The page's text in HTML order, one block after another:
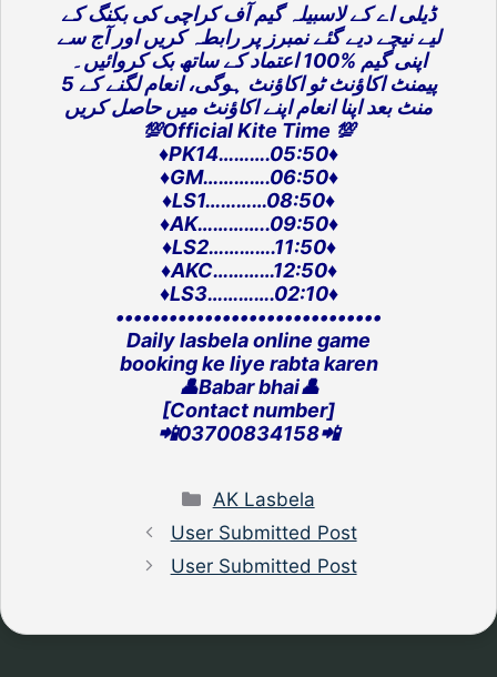
ڈیلی اے کے لاسبیلہ گیم آف کراچی کی بکنگ کے
لیے نیچے دیے گئے نمبرز پر رابطہ کریں اور آج سے
اپنی گیم %100 اعتماد کے ساتھ بک کروائیں۔
پیمنٹ اکاؤنٹ ٹو اکاؤنٹ ہوگی، انعام لگنے کے 5
منٹ بعد اپنا انعام اپنے اکاؤنٹ میں حاصل کریں
💯Official Kite Time 💯
♦️PK14……….05:50♦️
♦️GM………….06:50♦️
♦️LS1…………08:50♦️
♦️AK…………..09:50♦️
♦️LS2………….11:50♦️
♦️AKC…………12:50♦️
♦️LS3………….02:10♦️
‎••••••••••••••••••••••••••••••
Daily lasbela online game
‎booking ke liye rabta karen
👤Babar bhai👤
[Contact number]
‎📲03700834158📲
Categories
AK Lasbela
User Submitted Post
User Submitted Post